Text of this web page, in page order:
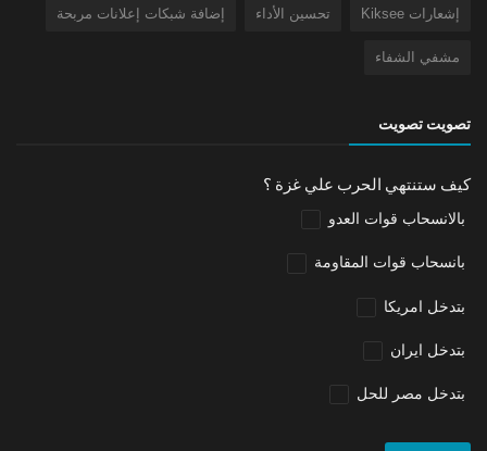
إشعارات Kiksee تحسين الأداء إضافة شبكات إعلانات مربحة
مشفي الشفاء
تصويت تصويت
كيف ستنتهي الحرب علي غزة ؟
بالانسحاب قوات العدو
بانسحاب قوات المقاومة
بتدخل امريكا
بتدخل ايران
بتدخل مصر للحل